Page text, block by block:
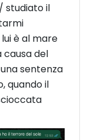
studiato il
è al mare
causa del
sentenza
quando il